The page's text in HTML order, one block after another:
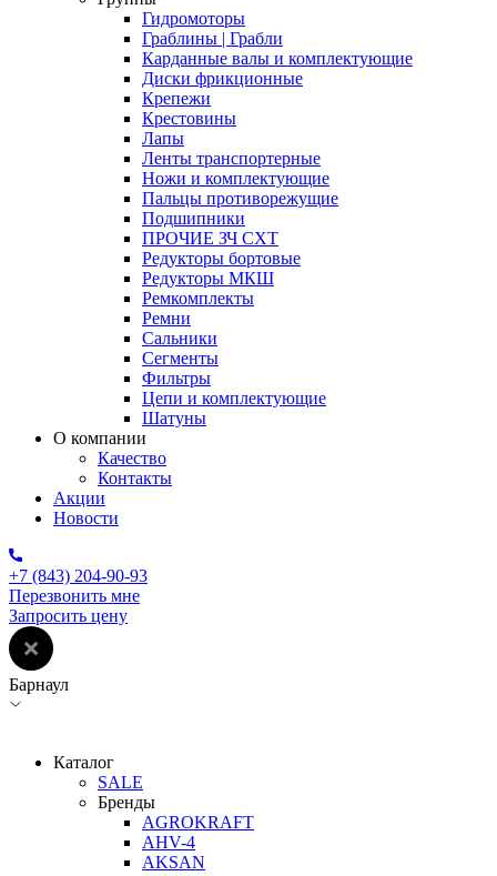
Гидромоторы
Граблины | Грабли
Карданные валы и комплектующие
Диски фрикционные
Крепежи
Крестовины
Лапы
Ленты транспортерные
Ножи и комплектующие
Пальцы противорежущие
Подшипники
ПРОЧИЕ ЗЧ СХТ
Редукторы бортовые
Редукторы МКШ
Ремкомплекты
Ремни
Сальники
Сегменты
Фильтры
Цепи и комплектующие
Шатуны
О компании
Качество
Контакты
Акции
Новости
+7 (843) 204-90-93
Перезвонить мне
Запросить цену
Барнаул
Каталог
SALE
Бренды
AGROKRAFT
AHV-4
AKSAN